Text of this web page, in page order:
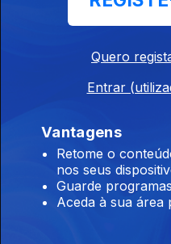
Quero
Entrar
Vantagens
Retome o
nos seus
Guarde
Aceda à sua área